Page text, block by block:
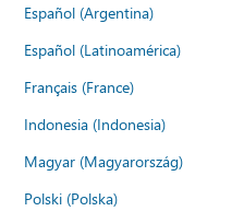
Español (Argentina)
Español (Latinoamérica)
Français (France)
Indonesia (Indonesia)
Magyar (Magyarország)
Polski (Polska)